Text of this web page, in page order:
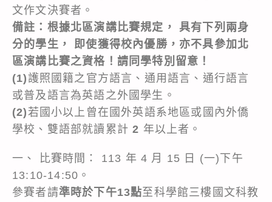
文作文決賽者。
備註：根據北區演講比賽規定， 具有下列兩身
分的學生， 即使獲得校內優勝，亦不具參加北
區演講比賽之資格！請同學特別留意！
(1)護照國籍之官方語言、通用語言、通行語言
或普及語言為英語之外國學生。
(2) 若國小以上曾在國外英語系地區或國內外僑
學校、雙語部就讀累計2 年以上者。
一、 比賽時間： 113 年 4 月 15 日 (一)下午
13:10-14:50。
參賽者請準時於下午13點至科學館三樓國文科教